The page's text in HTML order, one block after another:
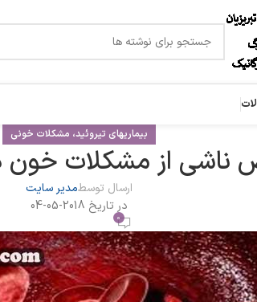
بیماریهای تیروئید، مشکلات خونی
ناشی از مشکلات
ارسال توسطمدیر سایت
در تاریخ 2018-05-04
0